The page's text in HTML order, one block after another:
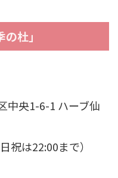
杜」
中央1-6-1 ハーブ仙
祝は22:00まで）